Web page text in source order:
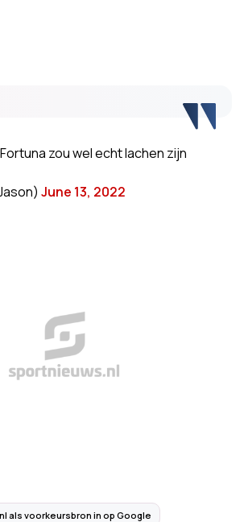
zou wel echt lachen zijn
June 13, 2022
als voorkeursbron in op Google